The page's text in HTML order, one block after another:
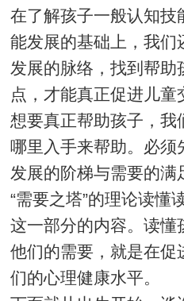
在了解孩子一般认知技
能发展的基础上，我们
发展的脉络，找到帮助
点，才能真正促进儿童
想要真正帮助孩子，我
哪里入手来帮助。必须
发展的阶梯与需要的满
“需要之塔”的理论读懂
这一部分的内容。读懂
他们的需要，就是在促
们的心理健康水平。